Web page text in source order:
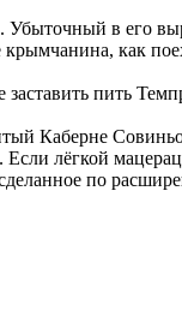
в его
как
пить
Каберне
лёгкой
по